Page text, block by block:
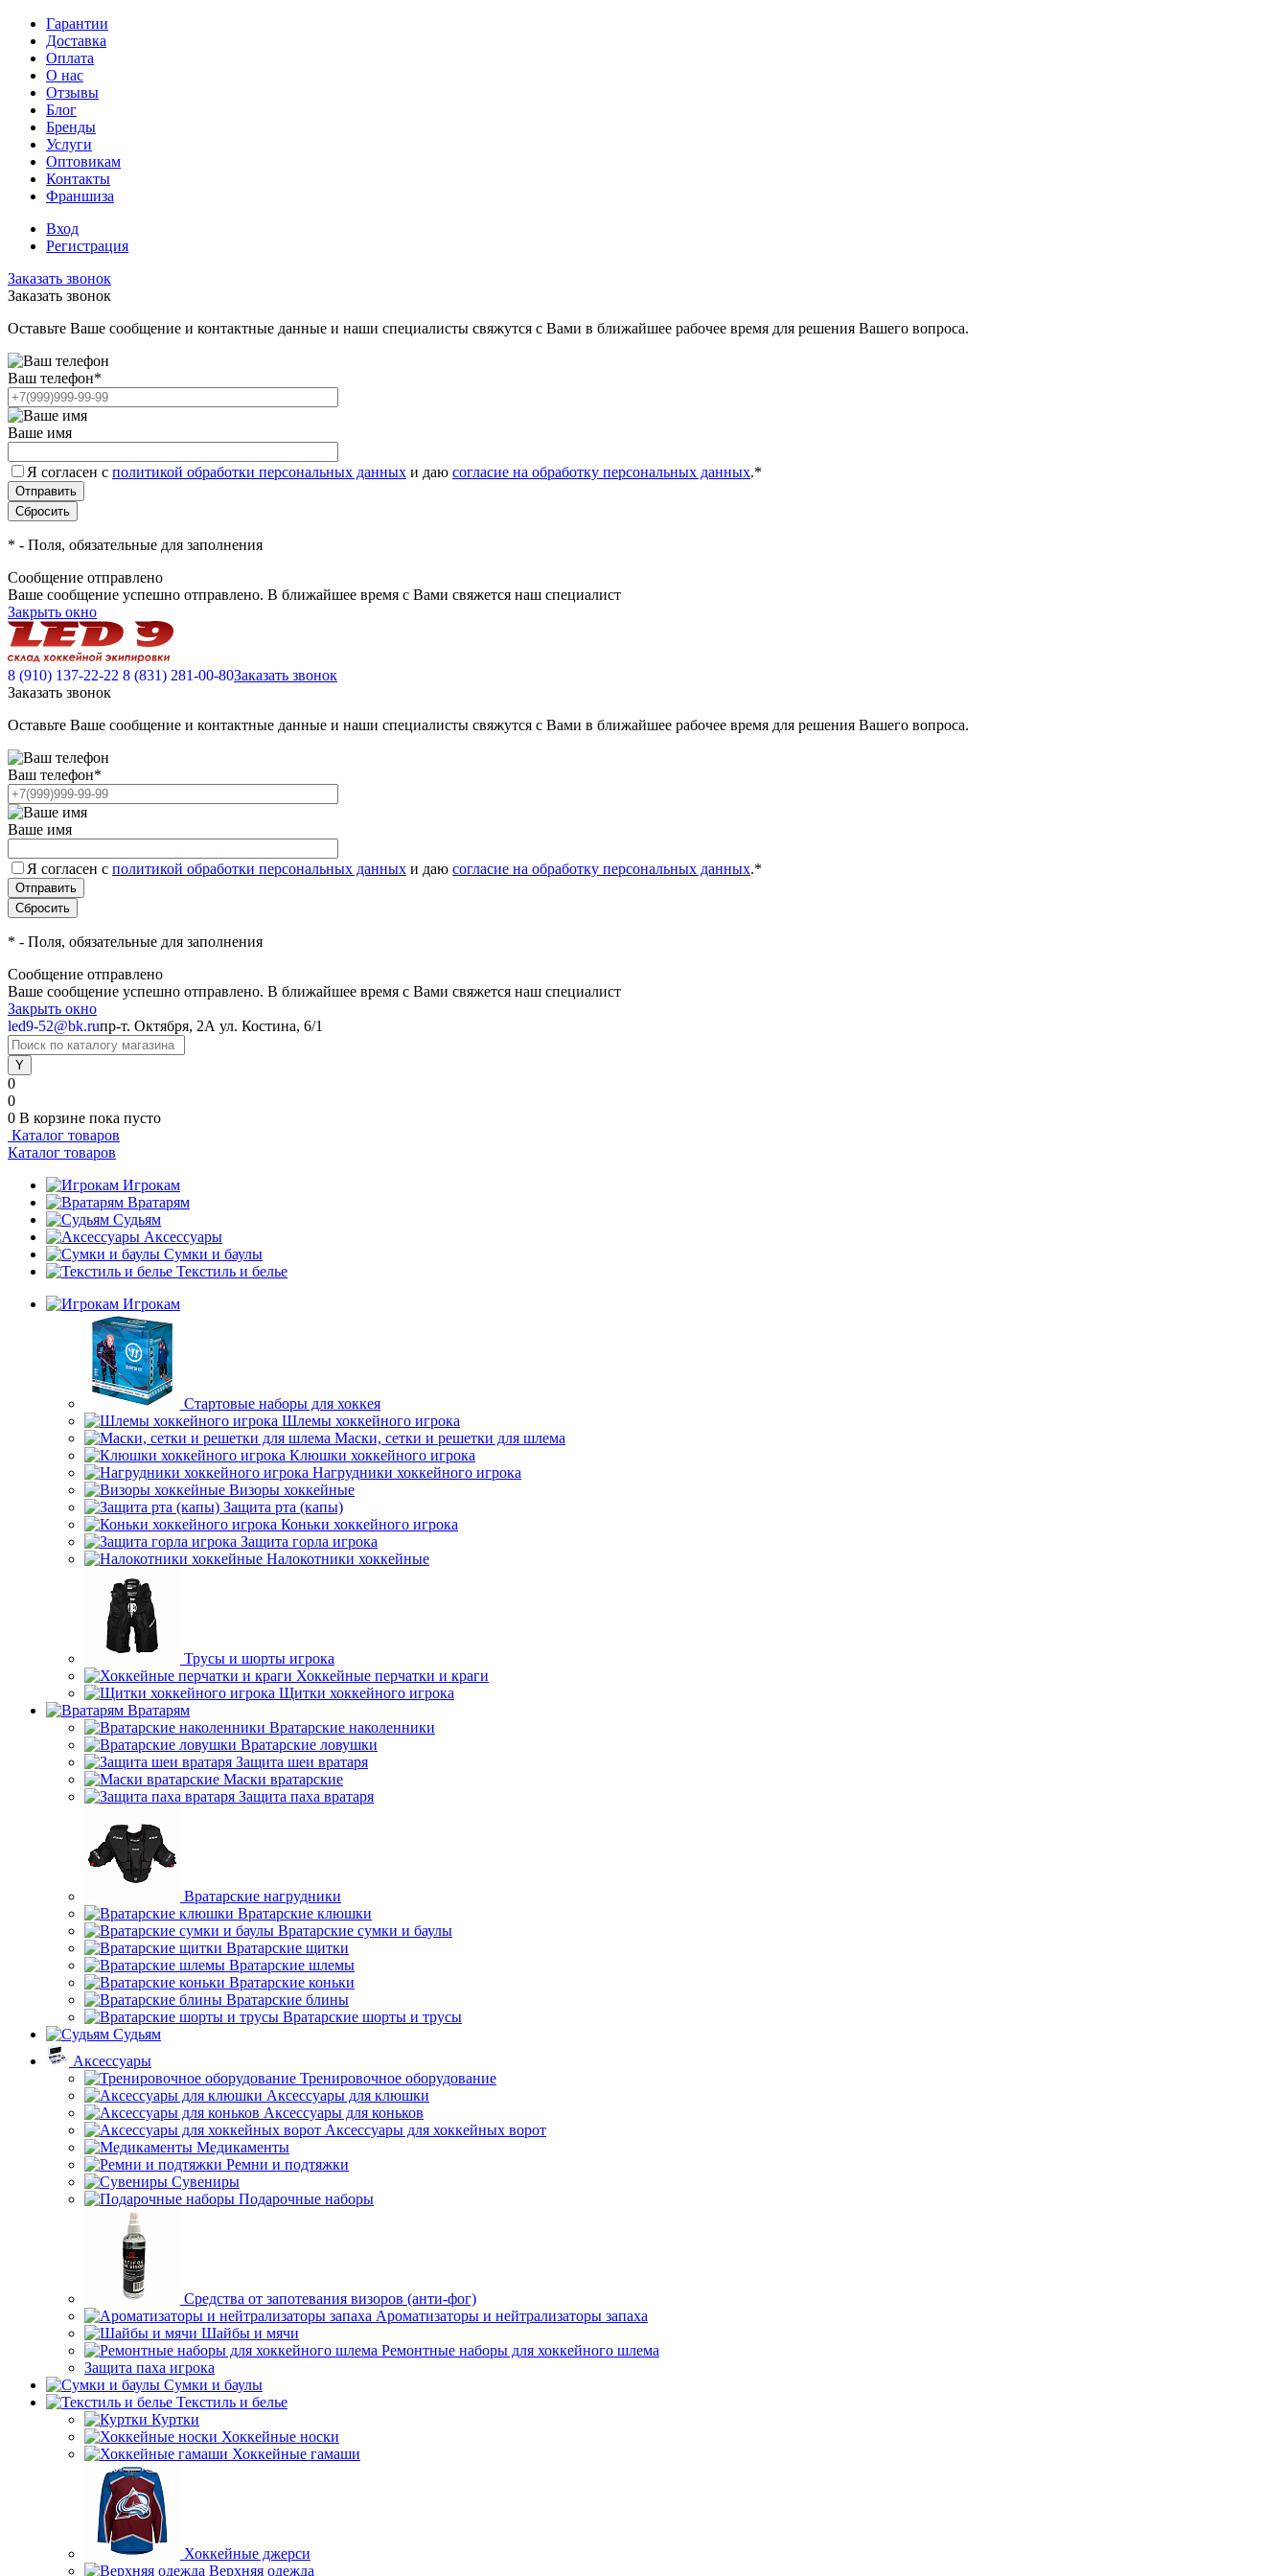
Гарантии
Доставка
Оплата
О нас
Отзывы
Блог
Бренды
Услуги
Оптовикам
Контакты
Франшиза
Вход
Регистрация
Заказать звонок
Заказать звонок
Оставьте Ваше сообщение и контактные данные и наши специалисты свяжутся с Вами в ближайшее рабочее время для решения Вашего вопроса.
Ваш телефон*
Ваше имя
Я согласен с политикой обработки персональных данных и даю согласие на обработку персональных данных.*
* - Поля, обязательные для заполнения
Сообщение отправлено
Ваше сообщение успешно отправлено. В ближайшее время с Вами свяжется наш специалист
Закрыть окно
8 (910) 137-22-22 8 (831) 281-00-80Заказать звонок
Заказать звонок
Оставьте Ваше сообщение и контактные данные и наши специалисты свяжутся с Вами в ближайшее рабочее время для решения Вашего вопроса.
Ваш телефон*
Ваше имя
Я согласен с политикой обработки персональных данных и даю согласие на обработку персональных данных.*
* - Поля, обязательные для заполнения
Сообщение отправлено
Ваше сообщение успешно отправлено. В ближайшее время с Вами свяжется наш специалист
Закрыть окно
led9-52@bk.ruпр-т. Октября, 2А ул. Костина, 6/1
0
0
0 В корзине пока пусто
Каталог товаров
Каталог товаров
Игрокам
Вратарям
Судьям
Аксессуары
Сумки и баулы
Текстиль и белье
Игрокам
Стартовые наборы для хоккея
Шлемы хоккейного игрока
Маски, сетки и решетки для шлема
Клюшки хоккейного игрока
Нагрудники хоккейного игрока
Визоры хоккейные
Защита рта (капы)
Коньки хоккейного игрока
Защита горла игрока
Налокотники хоккейные
Трусы и шорты игрока
Хоккейные перчатки и краги
Щитки хоккейного игрока
Вратарям
Вратарские наколенники
Вратарские ловушки
Защита шеи вратаря
Маски вратарские
Защита паха вратаря
Вратарские нагрудники
Вратарские клюшки
Вратарские сумки и баулы
Вратарские щитки
Вратарские шлемы
Вратарские коньки
Вратарские блины
Вратарские шорты и трусы
Судьям
Аксессуары
Тренировочное оборудование
Аксессуары для клюшки
Аксессуары для коньков
Аксессуары для хоккейных ворот
Медикаменты
Ремни и подтяжки
Сувениры
Подарочные наборы
Средства от запотевания визоров (анти-фог)
Ароматизаторы и нейтрализаторы запаха
Шайбы и мячи
Ремонтные наборы для хоккейного шлема
Защита паха игрока
Сумки и баулы
Текстиль и белье
Куртки
Хоккейные носки
Хоккейные гамаши
Хоккейные джерси
Верхняя одежда